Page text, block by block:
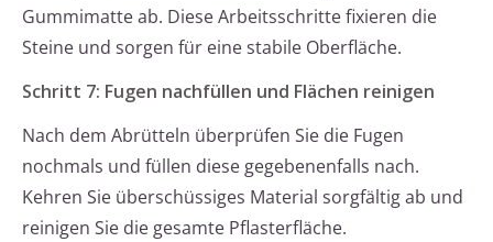
Gummimatte ab. Diese Arbeitsschritte fixieren die
Steine und sorgen für eine stabile Oberfläche.
Schritt 7: Fugen nachfüllen und Flächen reinigen
Nach dem Abrütteln überprüfen Sie die Fugen
nochmals und füllen diese gegebenenfalls nach.
Kehren Sie überschüssiges Material sorgfältig ab und
reinigen Sie die gesamte Pflasterfläche.